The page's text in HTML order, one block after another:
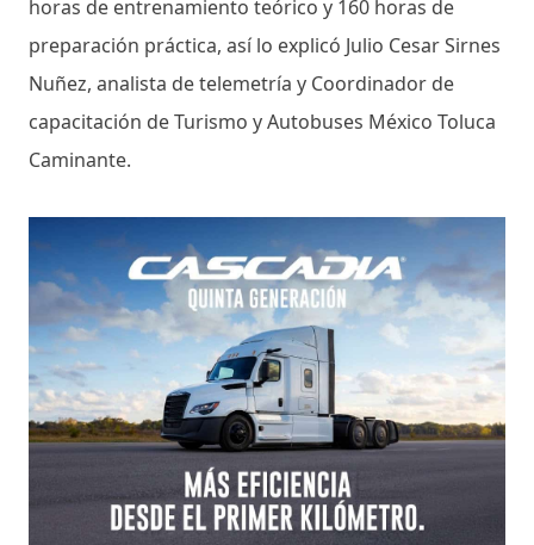
horas de entrenamiento teórico y 160 horas de
preparación práctica, así lo explicó Julio Cesar Sirnes
Nuñez, analista de telemetría y Coordinador de
capacitación de Turismo y Autobuses México Toluca
Caminante.